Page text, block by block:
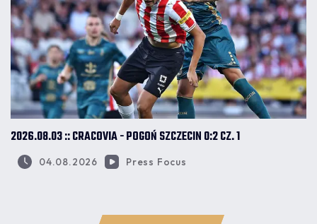
2026.08.03 :: CRACOVIA - POGOŃ SZCZECIN 0:2 CZ. 1
04.08.2026 Press Focus